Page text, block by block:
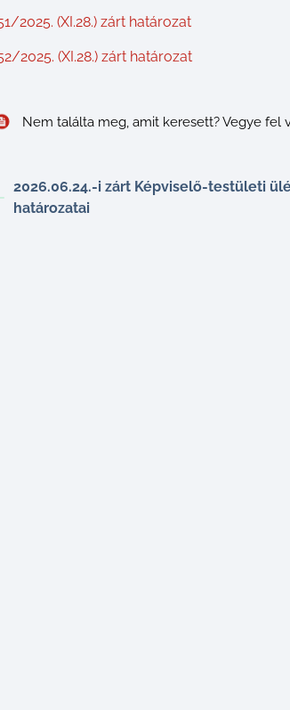
2025. (XI.28.) zárt határozat
2025. (XI.28.) zárt határozat
Nem találta meg, amit keresett? Vegye fel
2026.06.24.-i zárt Képviselő-testületi
határozatai